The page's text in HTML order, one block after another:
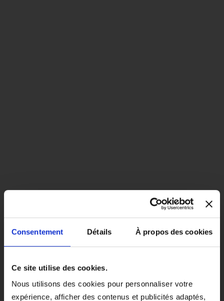
Consentement Détails À propos des cookies
Ce site utilise des cookies.
Nous utilisons des cookies pour personnaliser votre
expérience, afficher des contenus et publicités adaptés,
close
EN COLORIS NOIR, CE PRODUIT
SEPTEMBRE 2026.